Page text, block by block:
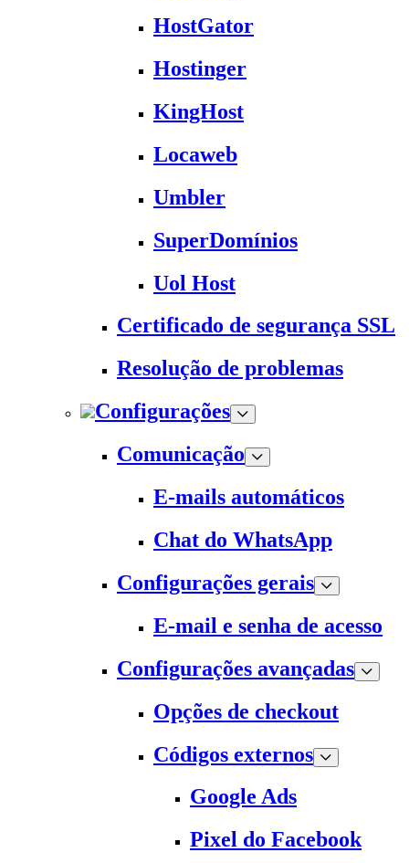
HostGator
Hostinger
KingHost
Locaweb
Umbler
SuperDomínios
Uol Host
Certificado de segurança SSL
Resolução de problemas
Configurações
Comunicação
E-mails automáticos
Chat do WhatsApp
Configurações gerais
E-mail e senha de acesso
Configurações avançadas
Opções de checkout
Códigos externos
Google Ads
Pixel do Facebook